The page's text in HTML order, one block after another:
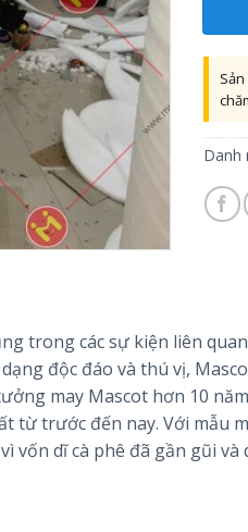
Danh
trong các sự kiện liên
độc đáo và thú vị,
may Mascot hơn 10
từ trước đến nay. Với mẫu
vốn dĩ cà phê đã gần gũi